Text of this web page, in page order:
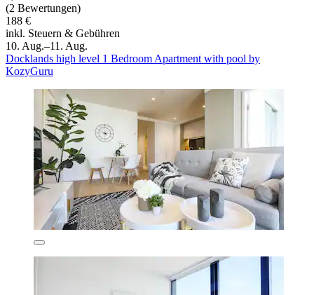
(2 Bewertungen)
188 €
inkl. Steuern & Gebühren
10. Aug.–11. Aug.
Docklands high level 1 Bedroom Apartment with pool by
KozyGuru